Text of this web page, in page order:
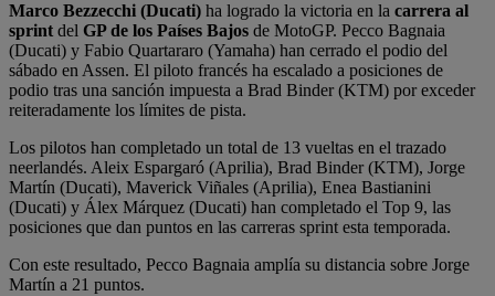
Marco Bezzecchi (Ducati) ha logrado la victoria en la carrera al
sprint del GP de los Países Bajos de MotoGP. Pecco Bagnaia
(Ducati) y Fabio Quartararo (Yamaha) han cerrado el podio del
sábado en Assen. El piloto francés ha escalado a posiciones de
podio tras una sanción impuesta a Brad Binder (KTM) por exceder
reiteradamente los límites de pista.
Los pilotos han completado un total de 13 vueltas en el trazado
neerlandés. Aleix Espargaró (Aprilia), Brad Binder (KTM), Jorge
Martín (Ducati), Maverick Viñales (Aprilia), Enea Bastianini
(Ducati) y Álex Márquez (Ducati) han completado el Top 9, las
posiciones que dan puntos en las carreras sprint esta temporada.
Con este resultado, Pecco Bagnaia amplía su distancia sobre Jorge
Martín a 21 puntos.